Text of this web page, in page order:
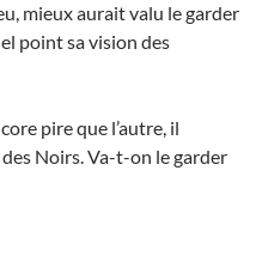
mieux aurait valu le garder
point sa vision des
pire que l’autre, il
Noirs. Va-t-on le garder